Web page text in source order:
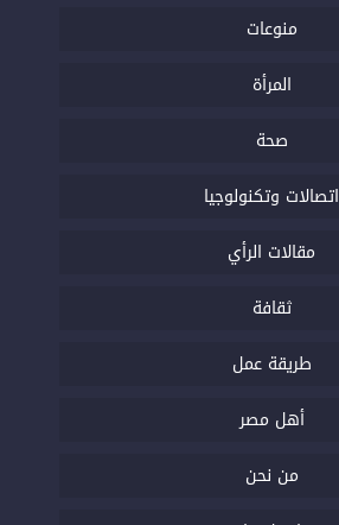
منوعات
المرأة
صحة
اتصالات وتكنولوجيا
مقالات الرأي
ثقافة
طريقة عمل
أهل مصر
من نحن